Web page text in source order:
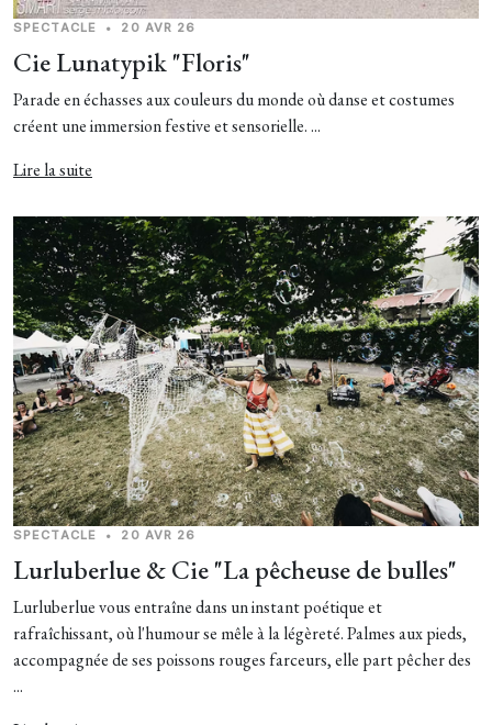
SPECTACLE • 20 AVR 26
Cie Lunatypik "Floris"
Parade en échasses aux couleurs du monde où danse et costumes
créent une immersion festive et sensorielle. ...
Lire la suite
SPECTACLE • 20 AVR 26
Lurluberlue & Cie "La pêcheuse de bulles"
Lurluberlue vous entraîne dans un instant poétique et
rafraîchissant, où l'humour se mêle à la légèreté. Palmes aux pieds,
accompagnée de ses poissons rouges farceurs, elle part pêcher des
...